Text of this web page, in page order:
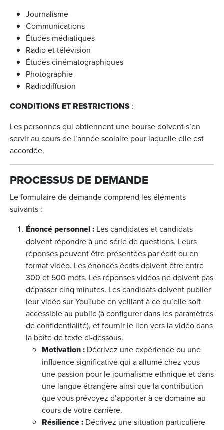
Journalisme
Communications
Études médiatiques
Radio et télévision
Études cinématographiques
Photographie
Radiodiffusion
CONDITIONS ET RESTRICTIONS :
Les personnes qui obtiennent une bourse doivent s’en
servir au cours de l’année scolaire pour laquelle elle est
accordée.
PROCESSUS DE DEMANDE
Le formulaire de demande comprend les éléments
suivants :
Énoncé personnel : Les candidates et candidats
doivent répondre à une série de questions. Leurs
réponses peuvent être présentées par écrit ou en
format vidéo. Les énoncés écrits doivent être entre
300 et 500 mots. Les réponses vidéos ne doivent pas
dépasser cinq minutes. Les candidats doivent publier
leur vidéo sur YouTube en veillant à ce qu’elle soit
accessible au public (à configurer dans les paramètres
de confidentialité), et fournir le lien vers la vidéo dans
la boîte de texte ci-dessous.
Motivation : Décrivez une expérience ou une
influence significative qui a allumé chez vous
une passion pour le journalisme ethnique et dans
une langue étrangère ainsi que la contribution
que vous prévoyez d’apporter à ce domaine au
cours de votre carrière.
Résilience : Décrivez une situation particulière